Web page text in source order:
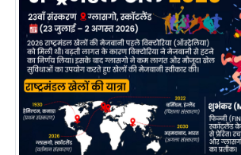
नी
ति
वि
श्ले
ण